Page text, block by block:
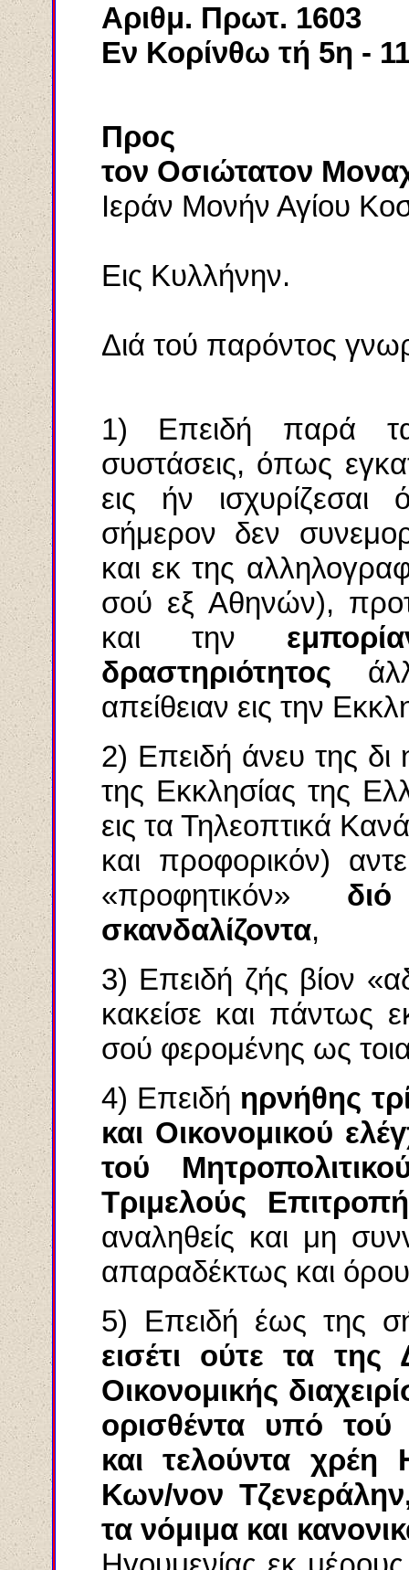
Αριθμ. Πρωτ. 1603
Εν Κορίνθω τή 5η -
Πρoς
τον Οσιώτατον
Ιεράν Μονήν Αγίου
Εις Κυλλήνην.
Διά τού παρόντος
1) Επειδή παρά
συστάσεις, όπως
εις ήν ισχυρίζεσαι
σήμερον δεν
και εκ της
σού εξ Αθηνών),
και την
δραστηριότητος
απείθειαν εις την
2) Επειδή άνευ της
της Εκκλησίας της
εις τα Τηλεοπτικά
και προφορικόν)
«προφητικόν»
σκανδαλίζοντα,
3) Επειδή ζής βίον
κακείσε και πάντως
σού φερομένης ως
4) Επειδή ηρνήθης
και Οικονομικού
τού
Tριμελούς
αναληθείς και μη
απαραδέκτως και
5) Επειδή έως της
εισέτι ούτε τα της
Οικονομικής
ορισθέντα υπό τού
και τελούντα χρέη
Κων/νον
τα νόμιμα και